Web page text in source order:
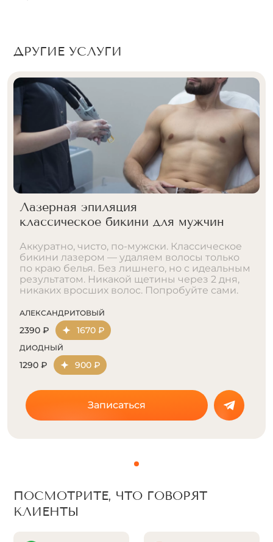
ДРУГИЕ УСЛУГИ
Лазерная эпиляция
классическое бикини для мужчин
Аккуратно, чисто, по-мужски. Классическое
бикини лазером — удаляем волосы только
по краю белья. Без лишнего, но с идеальным
результатом. Никакой щетины через 2 дня,
никаких вросших волос. Попробуйте сами.
АЛЕКСАНДРИТОВЫЙ
2390 ₽ 1670 ₽
ДИОДНЫЙ
1290 ₽ 900 ₽
Записаться
ПОСМОТРИТЕ, ЧТО ГОВОРЯТ
КЛИЕНТЫ